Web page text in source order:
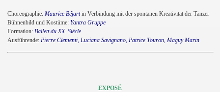
Choreographie: Maurice Béjartin Verbindung mit der spontanen Kreativität der Tänzer
Bühnenbild und Kostüme: Yantra Gruppe
Formation: Ballett du XX. Siècle
Ausführende: Pierre Clementi, Luciana Savignano, Patrice Touron, Maguy Marin
EXPOSÉ